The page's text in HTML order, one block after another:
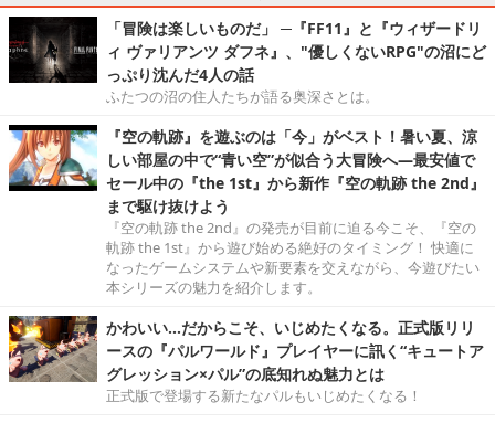
「冒険は楽しいものだ」 ─『FF11』と『ウィザードリ
ィ ヴァリアンツ ダフネ』、"優しくないRPG"の沼にど
っぷり沈んだ4人の話
ふたつの沼の住人たちが語る奥深さとは。
『空の軌跡』を遊ぶのは「今」がベスト！暑い夏、涼
しい部屋の中で“青い空”が似合う大冒険へ―最安値で
セール中の『the 1st』から新作『空の軌跡 the 2nd』
まで駆け抜けよう
『空の軌跡 the 2nd』の発売が目前に迫る今こそ、『空の
軌跡 the 1st』から遊び始める絶好のタイミング！ 快適に
なったゲームシステムや新要素を交えながら、今遊びたい
本シリーズの魅力を紹介します。
かわいい…だからこそ、いじめたくなる。正式版リリ
ースの『パルワールド』プレイヤーに訊く“キュートア
グレッション×パル”の底知れぬ魅力とは
正式版で登場する新たなパルもいじめたくなる！